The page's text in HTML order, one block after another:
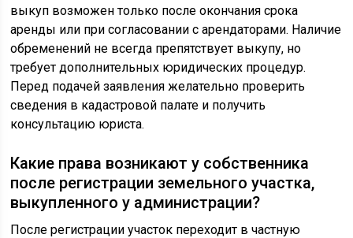
выкуп возможен только после окончания срока
аренды или при согласовании с арендаторами. Наличие
обременений не всегда препятствует выкупу, но
требует дополнительных юридических процедур.
Перед подачей заявления желательно проверить
сведения в кадастровой палате и получить
консультацию юриста.
Какие права возникают у собственника
после регистрации земельного участка,
выкупленного у администрации?
После регистрации участок переходит в частную